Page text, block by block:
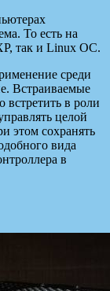
То есть на
так и Linux OC.
среди
Встраиваемые
встретить в роли
целой
этом сохранять
вида
в